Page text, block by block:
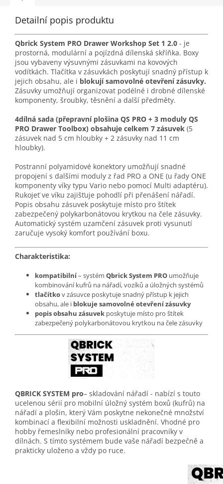
Detailní popis produktu
Qbrick System PRO Drawer Workshop Set 1 2.0 - je
prostorná, modulární a pojízdná dílenská skříňka. Boxy
jsou vybaveny výsuvnými zásuvkami na kovových
vodítkách. Tlačítka v zásuvkách poskytují snadný přístup k
jejich obsahu, ale i blokují samovolné otevření zásuvky.
Zásuvky umožňují organizovat podélné i drobné dílenské
komponenty, šroubky, těsnění a další předměty.
4dílná sada (přepravní plošina QS PRO + 3 moduly QS
PRO Drawer Toolbox) obsahuje celkem 7 zásuvek (5
zásuvek nad 5 cm hloubky + 2 zásuvky nad 11 cm
hloubky).
Postranní polyamidové konektory umožňují snadné
propojení s dalšími moduly z řad PRO a ONE (u řady ONE
komponenty víky typu Vario nebo pomocí Multi adaptéru).
Rukojeť ve víku zajišťuje pohodlí při přenášení nářadí.
Popis obsahu zásuvek poskytuje místo pro štítek
zabezpečený polykarbonátovou krytkou na čele zásuvky.
Automatický systém uzamčení zásuvek proti vysunutí
zaručuje vysoký komfort používání boxu.
Charakteristika:
kompatibilní– systém Qbrick System PRO umožňuje
kombinování kufrů na nářadí, vozíků a úložných systémů
tlačítkov zásuvce poskytuje snadný přístup k jejich
obsahu, ale i blokuje samovolné otevření zásuvky
popis obsahu zásuvek poskytuje místo pro štítek
zabezpečený polykarbonátovou krytkou na čele zásuvky
QBRICK SYSTEM pro– skladování nářadí - nabízí s touto
ucelenou sérií pro mobilní úložný systém boxů (kufrů) na
nářadí a plošin, který Vám poskytne nekonečné množství
kombinací a flexibilní možnosti uskladnění. Vhodné pro
hobby řemeslníky nebo profesionální pracovníky v
dílnách. S tímto systémem bude vaše nářadí bezpečně a
prakticky uloženo a vždy po ruce.